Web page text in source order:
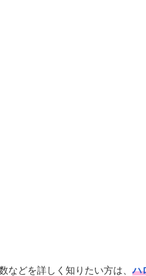
などを詳しく知りたい方は、ハ